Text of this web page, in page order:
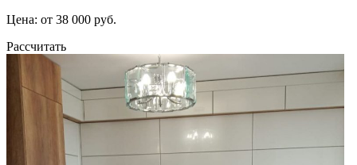
Цена: от 38 000 руб.
Рассчитать